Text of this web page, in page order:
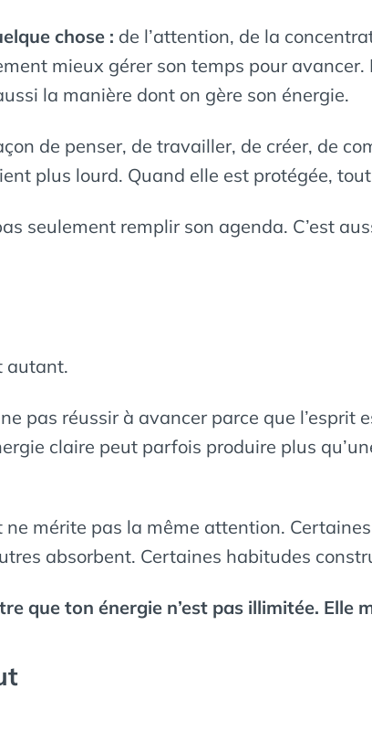
chose : de l’attention, de la
mieux gérer son temps pour
la manière dont on gère son énergie.
de penser, de travailler, de créer, de
plus lourd. Quand elle est protégée,
seulement remplir son agenda. C’est
autant.
pas réussir à avancer parce que l’esprit
claire peut parfois produire plus
mérite pas la même attention.
absorbent. Certaines habitudes
que ton énergie n’est pas illimitée. Elle